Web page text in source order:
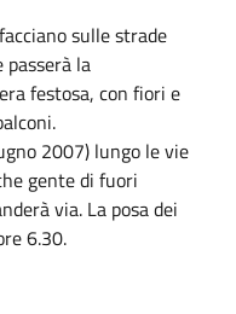
sulle strade
la
festosa, con fiori e
2007) lungo le vie
gente di fuori
via. La posa dei
6.30.